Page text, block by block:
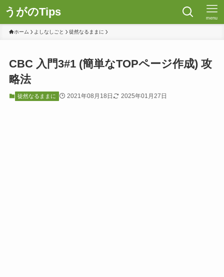
うがのTips menu
ホーム よしなしごと 徒然なるままに
CBC 入門3#1 (簡単なTOPページ作成) 攻
略法
徒然なるままに 2021年08月18日 2025年01月27日